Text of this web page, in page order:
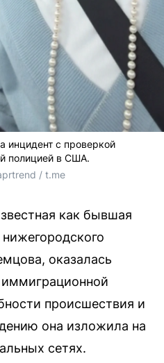
инцидент с проверкой
полицией в США.
/ t.me
как бывшая
оказалась
происшествия и
она изложила на
сетях.